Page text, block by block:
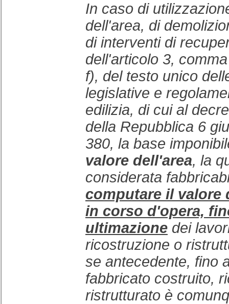
In caso di
dell'area, di
di interventi di
dell'articolo 3,
f), del testo unico
legislative e
edilizia, di cui al
della Repubblica 6
380, la base
valore dell'area, la
considerata
computare il valore
in corso d'opera,
ultimazione dei
ricostruzione o
se antecedente, fino
fabbricato costruito,
ristrutturato è